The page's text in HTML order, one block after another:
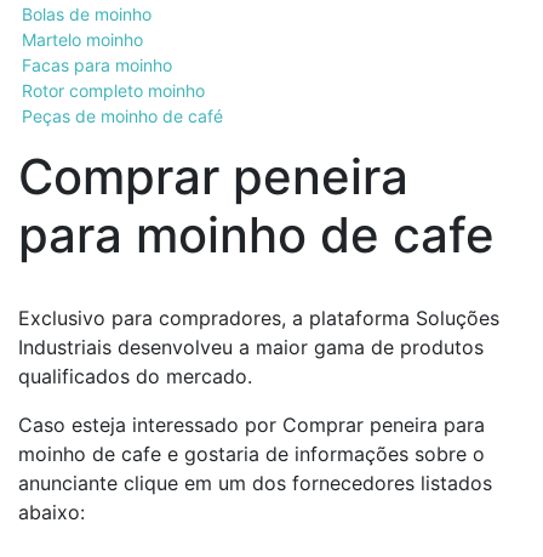
Bolas de moinho
Martelo moinho
Facas para moinho
Rotor completo moinho
Peças de moinho de café
Comprar peneira
para moinho de cafe
Exclusivo para compradores, a plataforma Soluções
Industriais desenvolveu a maior gama de produtos
qualificados do mercado.
Caso esteja interessado por Comprar peneira para
moinho de cafe e gostaria de informações sobre o
anunciante clique em um dos fornecedores listados
abaixo: